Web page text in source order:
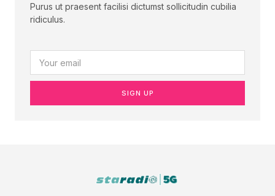
Purus ut praesent facilisi dictumst sollicitudin cubilia
ridiculus.
SIGN UP